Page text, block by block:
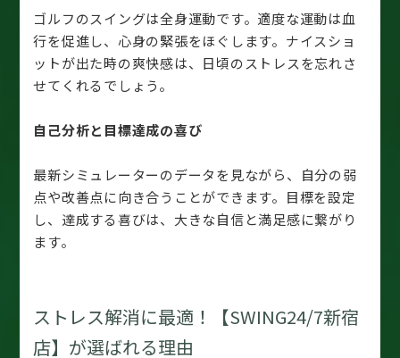
ゴルフのスイングは全身運動です。適度な運動は血
行を促進し、心身の緊張をほぐします。ナイスショ
ットが出た時の爽快感は、日頃のストレスを忘れさ
せてくれるでしょう。
自己分析と目標達成の喜び
最新シミュレーターのデータを見ながら、自分の弱
点や改善点に向き合うことができます。目標を設定
し、達成する喜びは、大きな自信と満足感に繋がり
ます。
ストレス解消に最適！【SWING24/7新宿
店】が選ばれる理由